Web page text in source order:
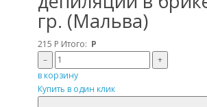
гр. (Мальва)
215 Р Итого: Р
–
+
в корзину
Купить в один клик